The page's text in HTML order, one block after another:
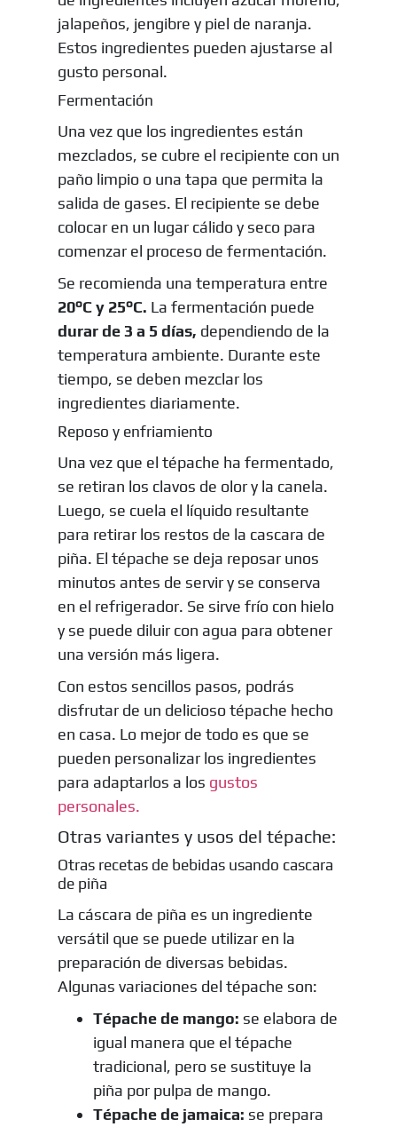
jalapeños, jengibre y piel de naranja.
Estos ingredientes pueden ajustarse al
gusto personal.
Fermentación
Una vez que los ingredientes están
mezclados, se cubre el recipiente con un
paño limpio o una tapa que permita la
salida de gases. El recipiente se debe
colocar en un lugar cálido y seco para
comenzar el proceso de fermentación.
Se recomienda una temperatura entre
20°C y 25°C. La fermentación puede
durar de 3 a 5 días, dependiendo de la
temperatura ambiente. Durante este
tiempo, se deben mezclar los
ingredientes diariamente.
Reposo y enfriamiento
Una vez que el tépache ha fermentado,
se retiran los clavos de olor y la canela.
Luego, se cuela el líquido resultante
para retirar los restos de la cascara de
piña. El tépache se deja reposar unos
minutos antes de servir y se conserva
en el refrigerador. Se sirve frío con hielo
y se puede diluir con agua para obtener
una versión más ligera.
Con estos sencillos pasos, podrás
disfrutar de un delicioso tépache hecho
en casa. Lo mejor de todo es que se
pueden personalizar los ingredientes
para adaptarlos a los gustos
personales.
Otras variantes y usos del tépache:
Otras recetas de bebidas usando cascara
de piña
La cáscara de piña es un ingrediente
versátil que se puede utilizar en la
preparación de diversas bebidas.
Algunas variaciones del tépache son:
Tépache de mango: se elabora de
igual manera que el tépache
tradicional, pero se sustituye la
piña por pulpa de mango.
Tépache de jamaica: se prepara